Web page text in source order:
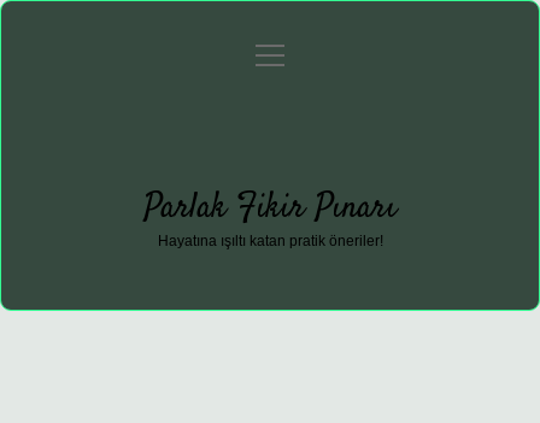
Gizlilik Politikası
menüyü
Parlak Fikir Pınarı
Hayatına ışıltı katan pratik öneriler!